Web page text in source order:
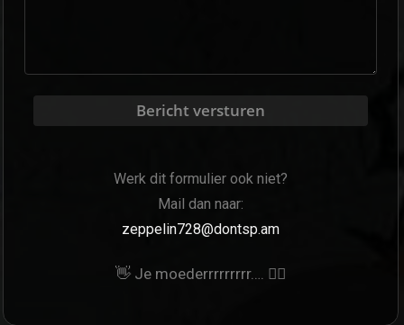
Bericht versturen
Werk dit formulier ook niet?
Mail dan naar:
zeppelin728@dontsp.am
👋 Je moederrrrrrrrr…. 🙋‍♀